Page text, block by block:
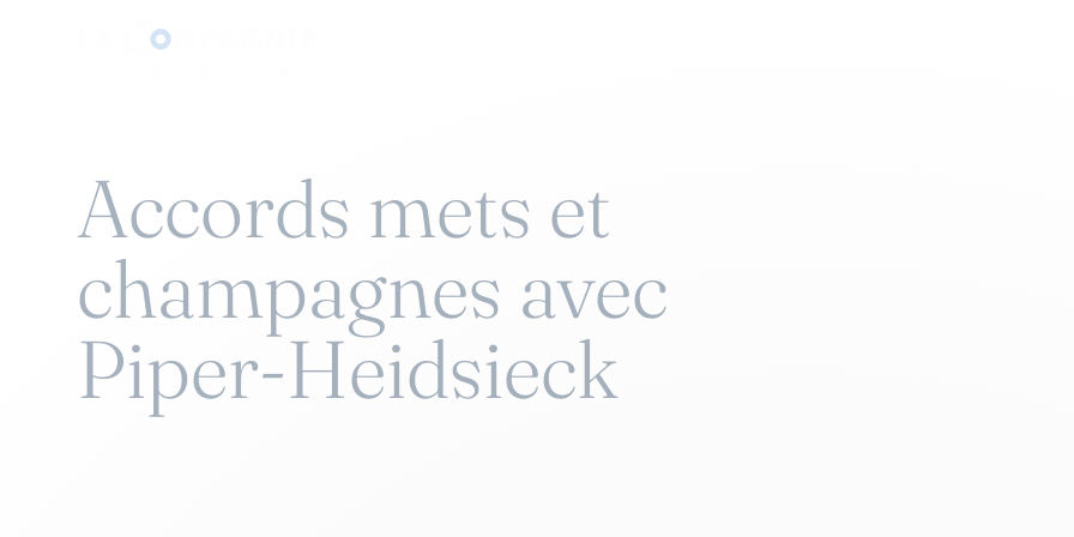
Accords mets et
champagnes avec
Piper-Heidsieck